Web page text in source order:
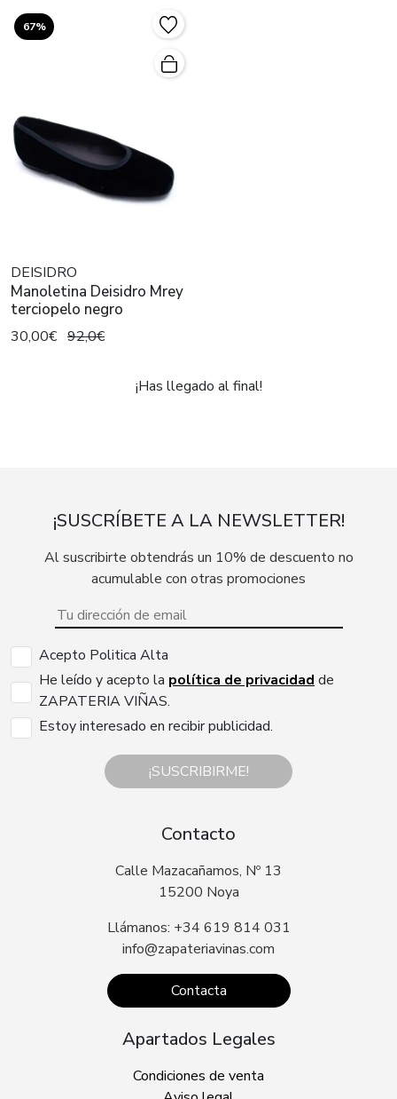
67%
DEISIDRO
Manoletina Deisidro Mrey
terciopelo negro
30,00€ 92,0€
¡Has llegado al final!
¡SUSCRÍBETE A LA NEWSLETTER!
Al suscribirte obtendrás un 10% de descuento no
acumulable con otras promociones
Acepto Politica Alta
He leído y acepto la política de privacidad de
ZAPATERIA VIÑAS.
Estoy interesado en recibir publicidad.
¡SUSCRIBIRME!
Contacto
Calle Mazacañamos, Nº 13
15200 Noya
Llámanos: +34 619 814 031
info@zapateriavinas.com
Contacta
Apartados Legales
Condiciones de venta